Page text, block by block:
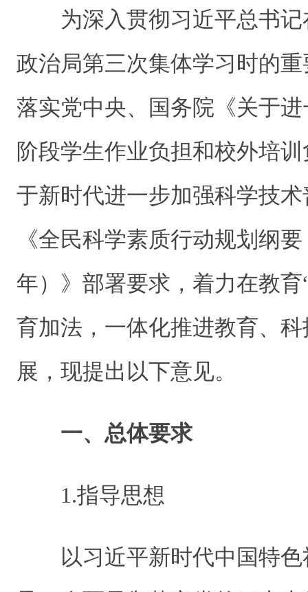
为深入贯彻习近平总书
政治局第三次集体学习时的
落实党中央、国务院《关于
阶段学生作业负担和校外培
于新时代进一步加强科学技
《全民科学素质行动规划纲
年）》部署要求，着力在教
育加法，一体化推进教育、
展，现提出以下意见。
一、总体要求
1.指导思想
以习近平新时代中国特